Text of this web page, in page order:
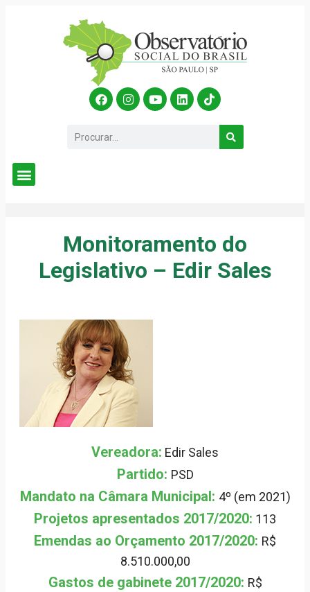
Monitoramento do
Legislativo – Edir Sales
Vereadora: Edir Sales
Partido: PSD
Mandato na Câmara Municipal: 4º (em 2021)
Projetos apresentados 2017/2020: 113
Emendas ao Orçamento 2017/2020: R$
8.510.000,00
Gastos de gabinete 2017/2020: R$